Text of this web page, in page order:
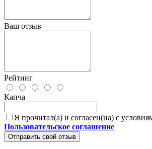
Ваш отзыв
Рейтинг
Капча
Я прочитал(а) и согласен(на) с
Пользовательское соглашение
Отправить свой отзыв